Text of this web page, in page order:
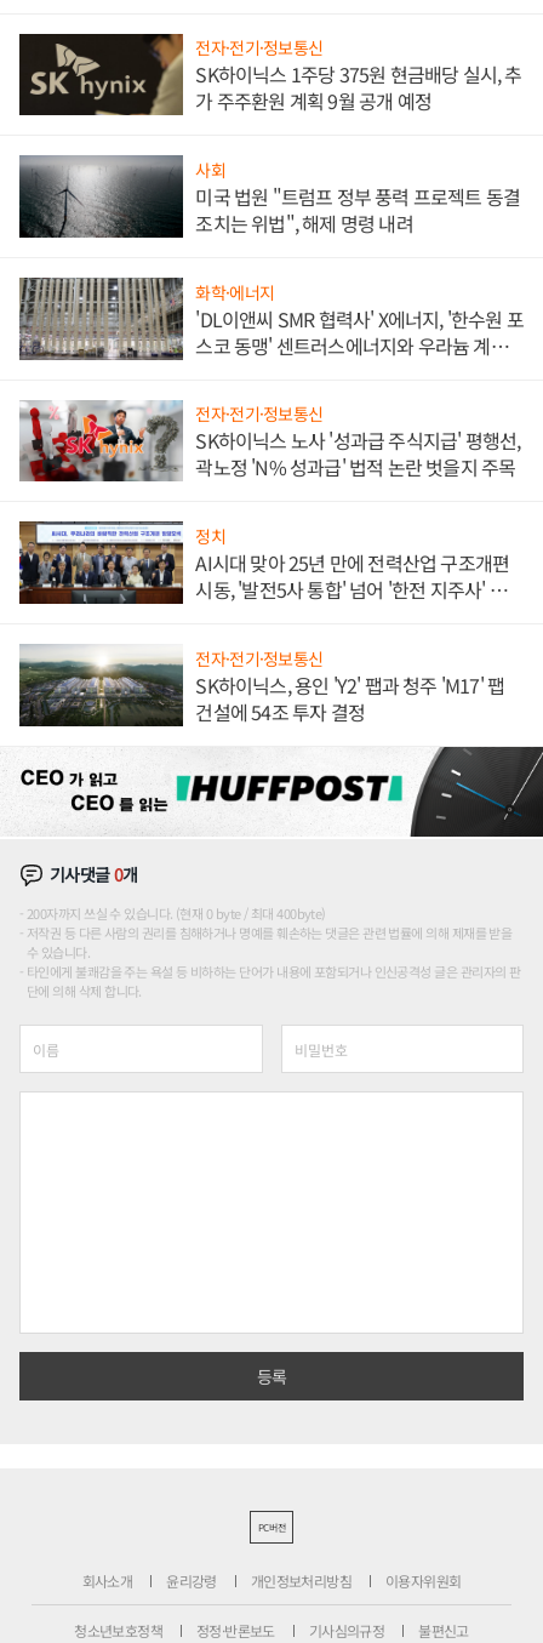
전자·전기·정보통신
SK하이닉스 1주당 375원 현금배당 실시, 추
가 주주환원 계획 9월 공개 예정
사회
미국 법원 "트럼프 정부 풍력 프로젝트 동결
조치는 위법", 해제 명령 내려
화학·에너지
'DL이앤씨 SMR 협력사' X에너지, '한수원 포
스코 동맹' 센트러스에너지와 우라늄 계약
전자·전기·정보통신
SK하이닉스 노사 '성과급 주식지급' 평행선,
곽노정 'N% 성과급' 법적 논란 벗을지 주목
정치
AI시대 맞아 25년 만에 전력산업 구조개편
시동, '발전5사 통합' 넘어 '한전 지주사' 재편
전자·전기·정보통신
SK하이닉스, 용인 'Y2' 팹과 청주 'M17' 팹
건설에 54조 투자 결정
기사댓글0개
200자까지 쓰실 수 있습니다. (현재 0 byte / 최대 400byte)
저작권 등 다른 사람의 권리를 침해하거나 명예를 훼손하는 댓글은 관련 법률에 의해 제재를 받을
수 있습니다.
타인에게 불쾌감을 주는 욕설 등 비하하는 단어가 내용에 포함되거나 인신공격성 글은 관리자의 판
단에 의해 삭제 합니다.
PC버전
회사소개 윤리강령 개인정보처리방침 이용자위원회
청소년보호정책 정정·반론보도 기사심의규정 불편신고